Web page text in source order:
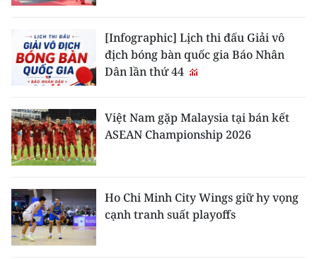
[Infographic] Lịch thi đấu Giải vô
địch bóng bàn quốc gia Báo Nhân
Dân lần thứ 44
Việt Nam gặp Malaysia tại bán kết
ASEAN Championship 2026
Ho Chi Minh City Wings giữ hy vọng
cạnh tranh suất playoffs